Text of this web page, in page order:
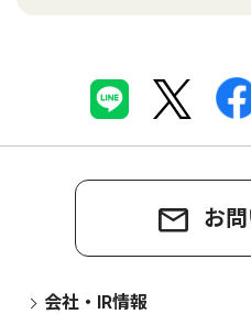
お
会社・IR情報